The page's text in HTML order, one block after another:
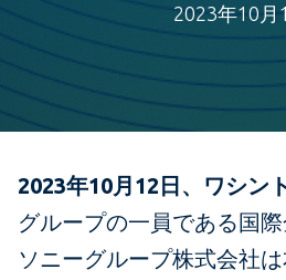
2023年10月
2023年10月 12 日、ワシン
グループの一員である国
ソニーグループ株式会社